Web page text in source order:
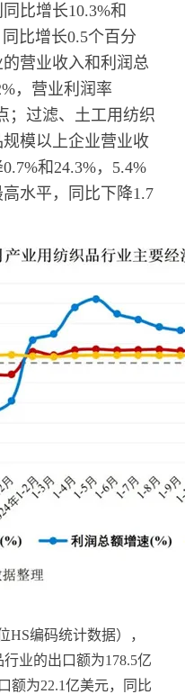
比增长10.3%和
比增长0.5个百分
营业收入和利润总
，营业利润率
；过滤、土工用纺织
模以上企业营业收
和24.3%，5.4%
水平，同比下降1.7
HS编码统计数据），
业的出口额为178.5亿
额为22.1亿美元，同比